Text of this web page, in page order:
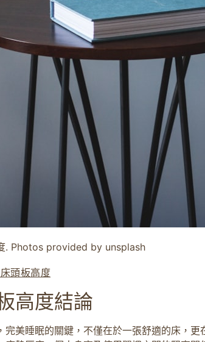
. Photos provided by unsplash
頭板高度
高度結論
完美睡眠的關鍵，不僅在於一張舒適的床，